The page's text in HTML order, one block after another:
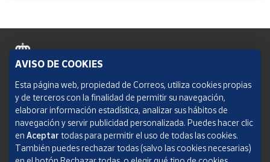
Política de cookies
Aviso legal
Condiciones del servicio
Política de Privacidad Web
AVISO DE COOKIES
Esta página web, propiedad de Correos, utiliza cookies propias
y de terceros con la finalidad de permitir su navegación,
elaborar información estadística, analizar sus hábitos de
navegación y servir publicidad personalizada. Puedes hacer clic
en Aceptar todas para permitir el uso de todas las cookies.
También puedes rechazar todas (salvo las cookies necesarias)